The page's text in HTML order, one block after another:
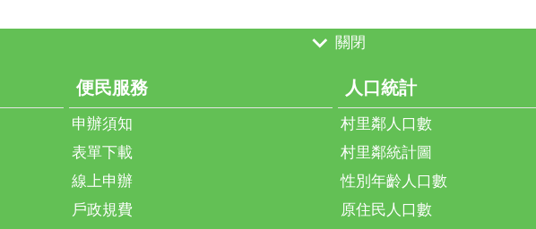
關閉
便民服務
申辦須知
表單下載
線上申辦
戶政規費
人口統計
村里鄰人口數
村里鄰統計圖
性別年齡人口數
原住民人口數